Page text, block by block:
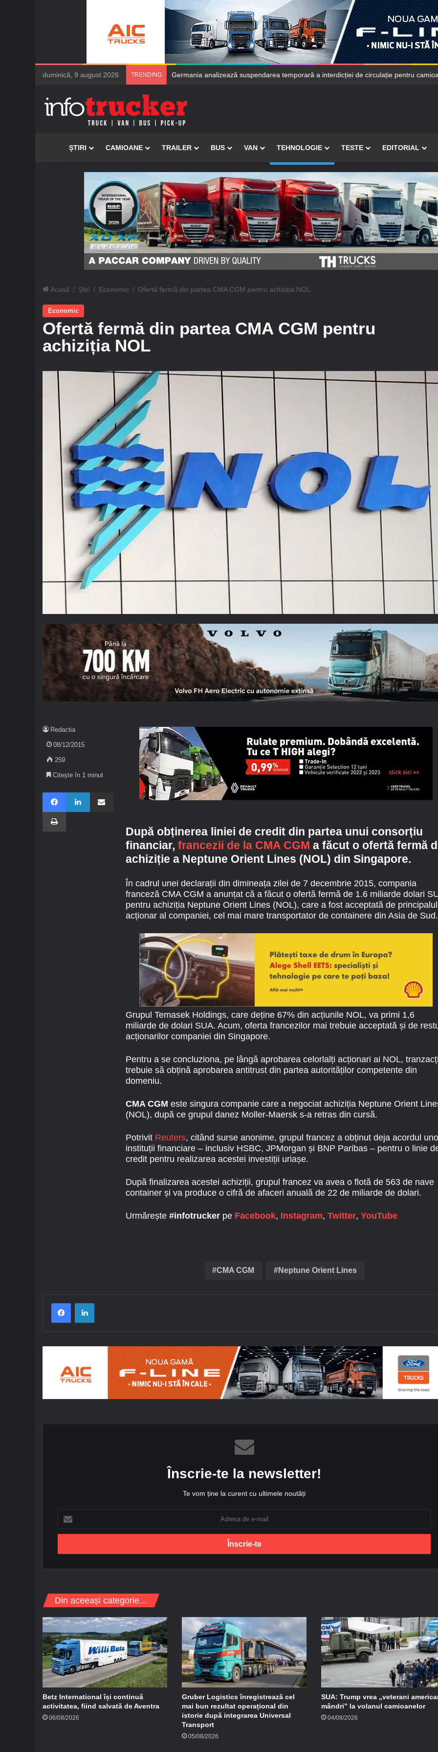
duminică, 9 august 2026 TRENDING
AcasăȘTIRI CAMIOANE TRAILER BUS VAN TEHNOLOGIE TESTE EDITORIAL
Acasă / Știri / Economic / Ofertă fermă din partea CMA CGM pentru achiziția NOL
Economic
Ofertă fermă din partea CMA CGM pentru
achiziția NOL
După obținerea liniei de credit din partea unui consorțiu
financiar, francezii de la CMA CGM a făcut o ofertă fermă
achiziție a Neptune Orient Lines (NOL) din Singapore.
În cadrul unei declarații din dimineața zilei de 7 decembrie 2015, compania
franceză CMA CGM a anunțat că a făcut o ofertă fermă de 1.6 miliarde dolari
pentru achiziția Neptune Orient Lines (NOL), care a fost acceptată de principalul
acționar al companiei, cel mai mare transportator de containere din Asia de Sud.
Grupul Temasek Holdings, care deține 67% din acțiunile NOL, va primi 1,6
miliarde de dolari SUA. Acum, oferta francezilor mai trebuie acceptată și de
acționarilor companiei din Singapore.
Pentru a se concluziona, pe lângă aprobarea celorlalți acționari ai NOL,
trebuie să obțină aprobarea antitrust din partea autorităților competente din
domeniu.
CMA CGM este singura companie care a negociat achiziția Neptune Orient
(NOL), după ce grupul danez Moller-Maersk s-a retras din cursă.
Potrivit Reuters, citând surse anonime, grupul francez a obținut deja acordul
instituții financiare – inclusiv HSBC, JPMorgan și BNP Paribas – pentru o linie
credit pentru realizarea acestei investiții uriașe.
După finalizarea acestei achiziții, grupul francez va avea o flotă de 563 de nave
container și va produce o cifră de afaceri anuală de 22 de miliarde de dolari.
Urmărește #infotrucker pe Facebook, Instagram, Twitter, YouTube
CMA CGM Neptune Orient Lines
Redactia
08/12/2015
259
Citește în 1 minut
Facebook LinkedIn
Imprimare
Înscrie-te la newsletter!
Te vom ține la curent cu ultimele noutăți
r
s
e
-
m
i
l
Din aceeași categorie...
Betz International își continuă
activitatea, fiind salvată de Aventra
06/08/2026
Gruber Logistics înregistrează cel
mai bun rezultat operațional din
istorie după integrarea Universal
Transport
05/08/2026
SUA: Trump vrea „veterani
mândri” la volanul camioanelor
04/08/2026